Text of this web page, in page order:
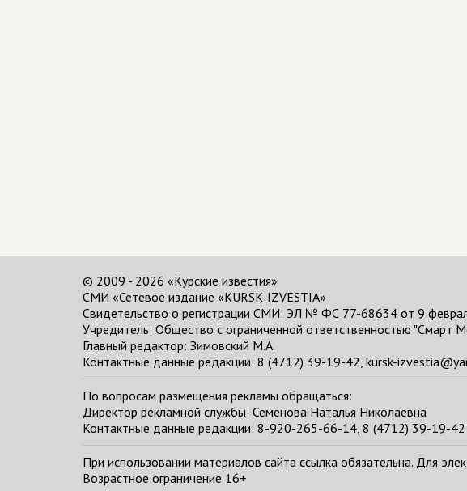
© 2009 - 2026 «Курские известия»
СМИ «Сетевое издание «KURSK-IZVESTIA»
Свидетельство о регистрации СМИ: ЭЛ № ФС 77-68634 от 9
Учредитель: Общество с ограниченной ответственностью "Смарт
Главный редактор: Зимовский М.А.
Контактные данные редакции: 8 (4712) 39-19-42, kursk-
По вопросам размещения рекламы обращаться:
Директор рекламной службы: Семенова Наталья Николаевна
Контактные данные редакции: 8-920-265-66-14, 8 (4712) 39-19-
При использовании материалов сайта ссылка обязательна. Для
Возрастное ограничение 16+